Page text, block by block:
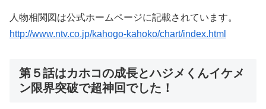
人物相関図は公式ホームページに記載されています。
http://www.ntv.co.jp/kahogo-kahoko/chart/index.html
第５話はカホコの成長とハジメくんイケメ
ン限界突破で超神回でした！